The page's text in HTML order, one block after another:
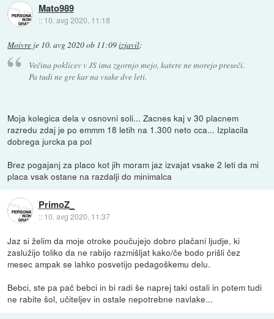
Mato989
:: 10. avg 2020, 11:18
Moivre je 10. avg 2020 ob 11:09izjavil:
Večina poklicev v JS ima zgornjo mejo, katere ne morejo preseči.
Pa tudi ne gre kar na vsake dve leti.
Moja kolegica dela v osnovni soli... Zacnes kaj v 30 placnem
razredu zdaj je po emmm 18 letih na 1.300 neto cca... Izplacila
dobrega jurcka pa pol
Brez pogajanj za placo kot jih moram jaz izvajat vsake 2 leti da mi
placa vsak ostane na razdalji do minimalca
PrimoZ_
:: 10. avg 2020, 11:37
Jaz si želim da moje otroke poučujejo dobro plačani ljudje, ki
zaslužijo toliko da ne rabijo razmišljat kako/če bodo prišli čez
mesec ampak se lahko posvetijo pedagoškemu delu.
Bebci, ste pa pač bebci in bi radi še naprej taki ostali in potem tudi
ne rabite šol, učiteljev in ostale nepotrebne navlake...